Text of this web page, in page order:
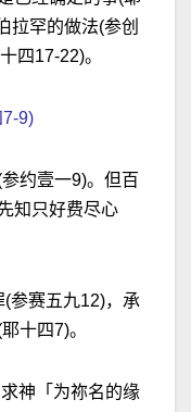
拉罕的做法(参创
四17-22)。
7-9)
约壹一9)。但百
知只好费尽心
参赛五九12)，承
十四7)。
神「为祢名的缘